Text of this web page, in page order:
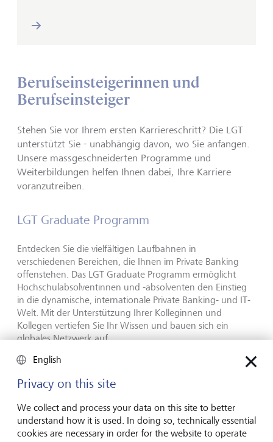
Berufseinsteigerinnen und
Berufseinsteiger
Stehen Sie vor Ihrem ersten Karriereschritt? Die LGT
unterstützt Sie - unabhängig davon, wo Sie anfangen.
Unsere massgeschneiderten Programme und
Weiterbildungen helfen Ihnen dabei, Ihre Karriere
voranzutreiben.
LGT Graduate Programm
Entdecken Sie die vielfältigen Laufbahnen in
verschiedenen Bereichen, die Ihnen im Private Banking
offenstehen. Das LGT Graduate Programm ermöglicht
Hochschulabsolventinnen und -absolventen den Einstieg
in die dynamische, internationale Private Banking- und IT-
Welt. Mit der Unterstützung Ihrer Kolleginnen und
Kollegen vertiefen Sie Ihr Wissen und bauen sich ein
globales Netzwerk auf.
Der nächste Starttermin ist im September 2027.
Graduate Programm
English
Privacy on this site
We collect and process your data on this site to better
understand how it is used. In doing so, technically essential
cookies are necessary in order for the website to operate